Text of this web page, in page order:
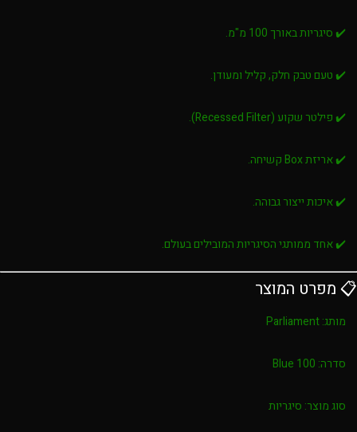
✔️ סיגריות באורך 100 מ"מ.
✔️ טעם טבק חלק, קליל ומעודן.
✔️ פילטר שקוע (Recessed Filter).
✔️ אריזת Box קשיחה.
✔️ איכות ייצור גבוהה.
✔️ אחד ממותגי הסיגריות המובילים בעולם.
📋 מפרט המוצר
מותג:
סדרה:
סוג מוצר: סיגריות